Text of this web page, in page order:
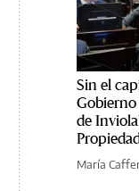
Sin el
Gobierno
de
María